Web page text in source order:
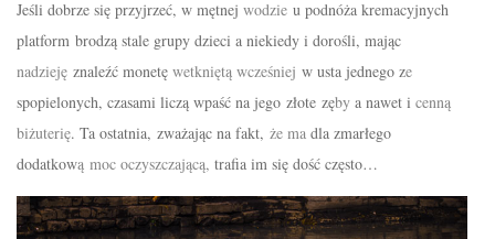
Jeśli dobrze się przyjrzeć, w mętnej wodzie u podnóża kremacyjnych
platform brodzą stale grupy dzieci a niekiedy i dorośli, mając
nadzieję znaleźć monetę wetkniętą wcześniej w usta jednego ze
spopielonych, czasami liczą wpaść na jego złote zęby a nawet i cenną
biżuterię. Ta ostatnia, zważając na fakt, że ma dla zmarłego
dodatkową moc oczyszczającą, trafia im się dość często…